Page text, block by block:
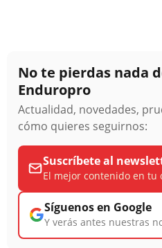
No te pierdas nada
Enduropro
Actualidad, novedades,
cómo quieres seguirnos:
Suscríbete al
El mejor contenido en tu
Síguenos en Google
Y verás antes nuestras